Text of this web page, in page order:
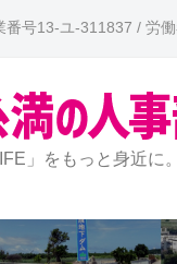
番号13-ユ-311837 / 労
」をもっと身近に。